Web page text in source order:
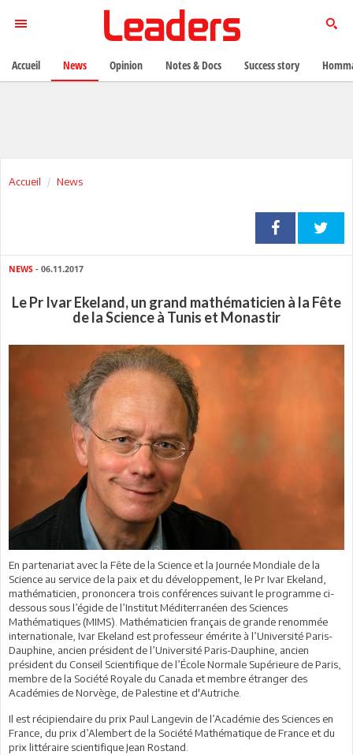
Accueil News
NEWS - 06.11.2017
Le Pr Ivar Ekeland, un grand mathématicien à la Fête
de la Science à Tunis et Monastir
En partenariat avec la Fête de la Science et la Journée Mondiale de la
Science au service de la paix et du développement, le Pr Ivar Ekeland,
mathématicien, prononcera trois conférences suivant le programme ci-
dessous sous l’égide de l’Institut Méditerranéen des Sciences
Mathématiques (MIMS). Mathématicien français de grande renommée
internationale, Ivar Ekeland est professeur émérite à l’Université Paris-
Dauphine, ancien président de l’Université Paris-Dauphine, ancien
président du Conseil Scientifique de l’École Normale Supérieure de Paris,
membre de la Société Royale du Canada et membre étranger des
Académies de Norvège, de Palestine et d'Autriche.
Il est récipiendaire du prix Paul Langevin de l’Académie des Sciences en
France, du prix d’Alembert de la Société Mathématique de France et du
prix littéraire scientifique Jean Rostand.
Accueil News Opinion Notes & Docs Success story